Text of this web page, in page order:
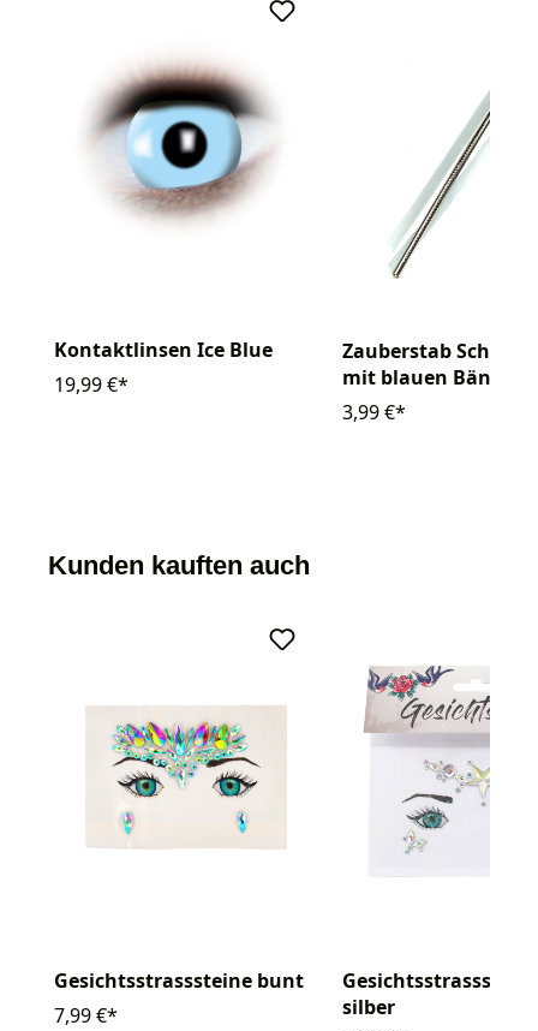
Kontaktlinsen Ice Blue
19,99 €*
Zauberstab
mit blauen Bändern
3,99 €*
Kunden kauften auch
Gesichtsstrasssteine bunt
7,99 €*
silber